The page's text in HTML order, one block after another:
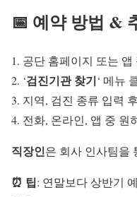
📅 예약 방법 &
공단 홈페이지 또는 앱
‘검진기관 찾기‘ 메뉴
지역, 검진 종류 입력
전화, 온라인, 앱 중 원
직장인은 회사 인사팀을
⏰ 팁: 연말보다 상반기